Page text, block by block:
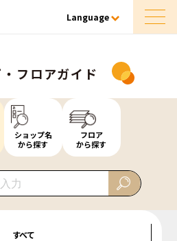
Language
フロアガイド
ショップ名
から探す
フロア
から探す
すべて